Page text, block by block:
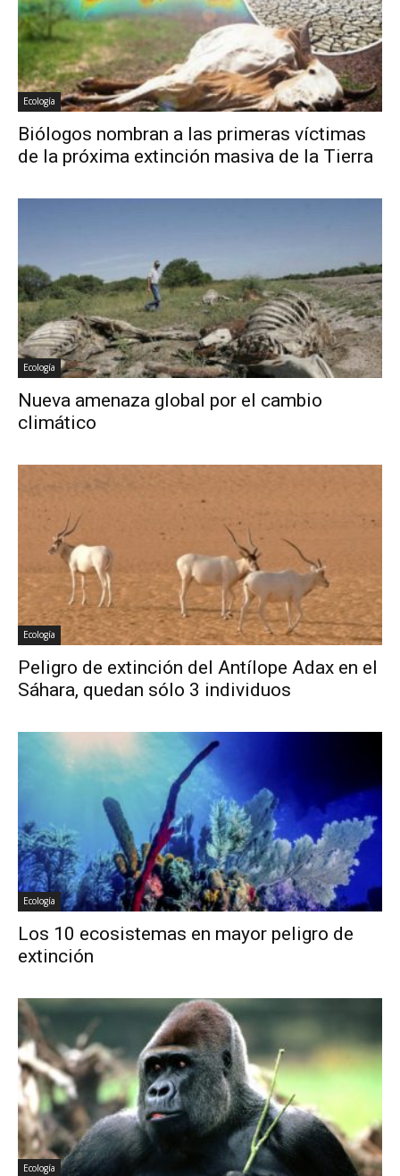
Ecología
Biólogos nombran a las primeras víctimas
de la próxima extinción masiva de la Tierra
Ecología
Nueva amenaza global por el cambio
climático
Ecología
Peligro de extinción del Antílope Adax en el
Sáhara, quedan sólo 3 individuos
Ecología
Los 10 ecosistemas en mayor peligro de
extinción
Ecología